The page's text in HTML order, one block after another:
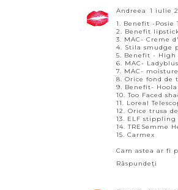
Andreea
1 iulie
1. Benefit -
2. Benefit
3. MAC- Creme
4. Stila smudge
5. Benefit -
6. MAC-
7. MAC-
8. Orice fond de
9. Benefit-
10. Too Faced
11. Loreal
12. Orice trusa
13. ELF
14. TRESemme
15. Carmex
Cam astea ar fi
Răspundeți